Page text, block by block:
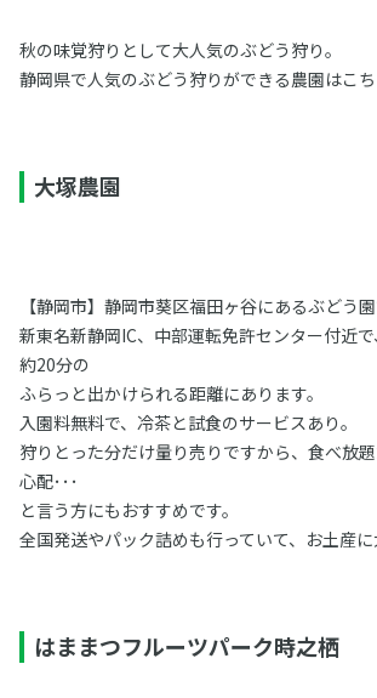
秋の味覚狩りとして大人気のぶどう狩り。
静岡県で人気のぶどう狩りができる農園はこち
大塚農園
【静岡市】静岡市葵区福田ヶ谷にあるぶどう園
新東名新静岡IC、中部運転免許センター付近
約20分の
ふらっと出かけられる距離にあります。
入園料無料で、冷茶と試食のサービスあり。
狩りとった分だけ量り売りですから、食べ放
心配･･･
と言う方にもおすすめです。
全国発送やパック詰めも行っていて、お土産に
はままつフルーツパーク時之栖